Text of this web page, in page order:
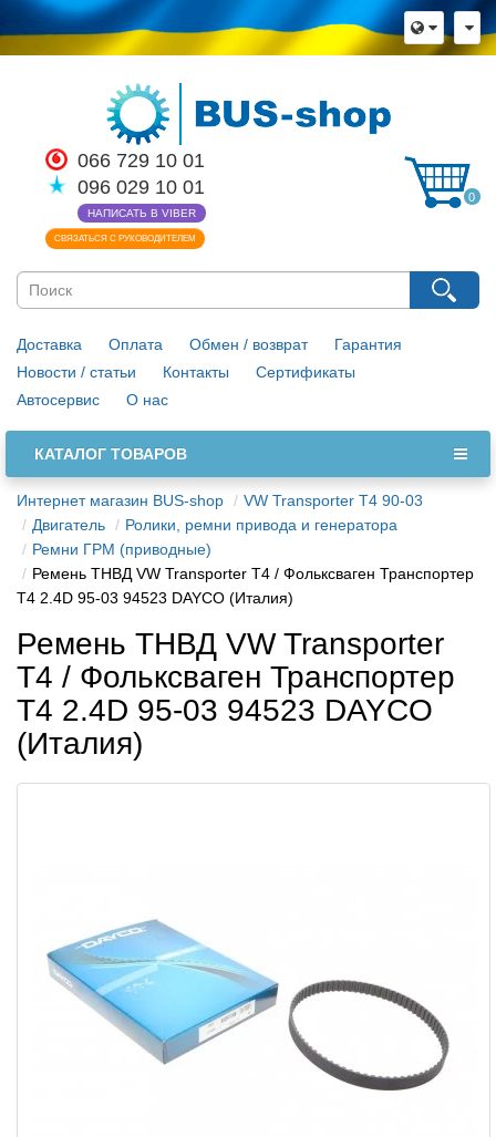
066 729 10 01
096 029 10 01
НАПИСАТЬ В VIBER
СВЯЗАТЬСЯ С РУКОВОДИТЕЛЕМ
0
Доставка Оплата Обмен / возврат
Гарантия
Новости / статьи
Контакты
Сертификаты
Автосервис
О нас
КАТАЛОГ ТОВАРОВ
Интернет магазин BUS-shop
VW Transporter T4 90-03
Двигатель
Ролики, ремни привода и генератора
Ремни ГРМ (приводные)
Ремень ТНВД VW Transporter T4 / Фольксваген Транспортер
Т4 2.4D 95-03 94523 DAYCO (Италия)
Ремень ТНВД VW Transporter
T4 / Фольксваген Транспортер
Т4 2.4D 95-03 94523 DAYCO
(Италия)